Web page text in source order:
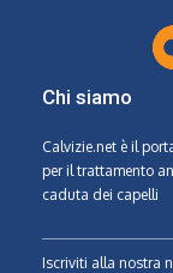
Chi siamo
Calvizie.net è il
per il trattamento
caduta dei capelli
Iscriviti alla nostra